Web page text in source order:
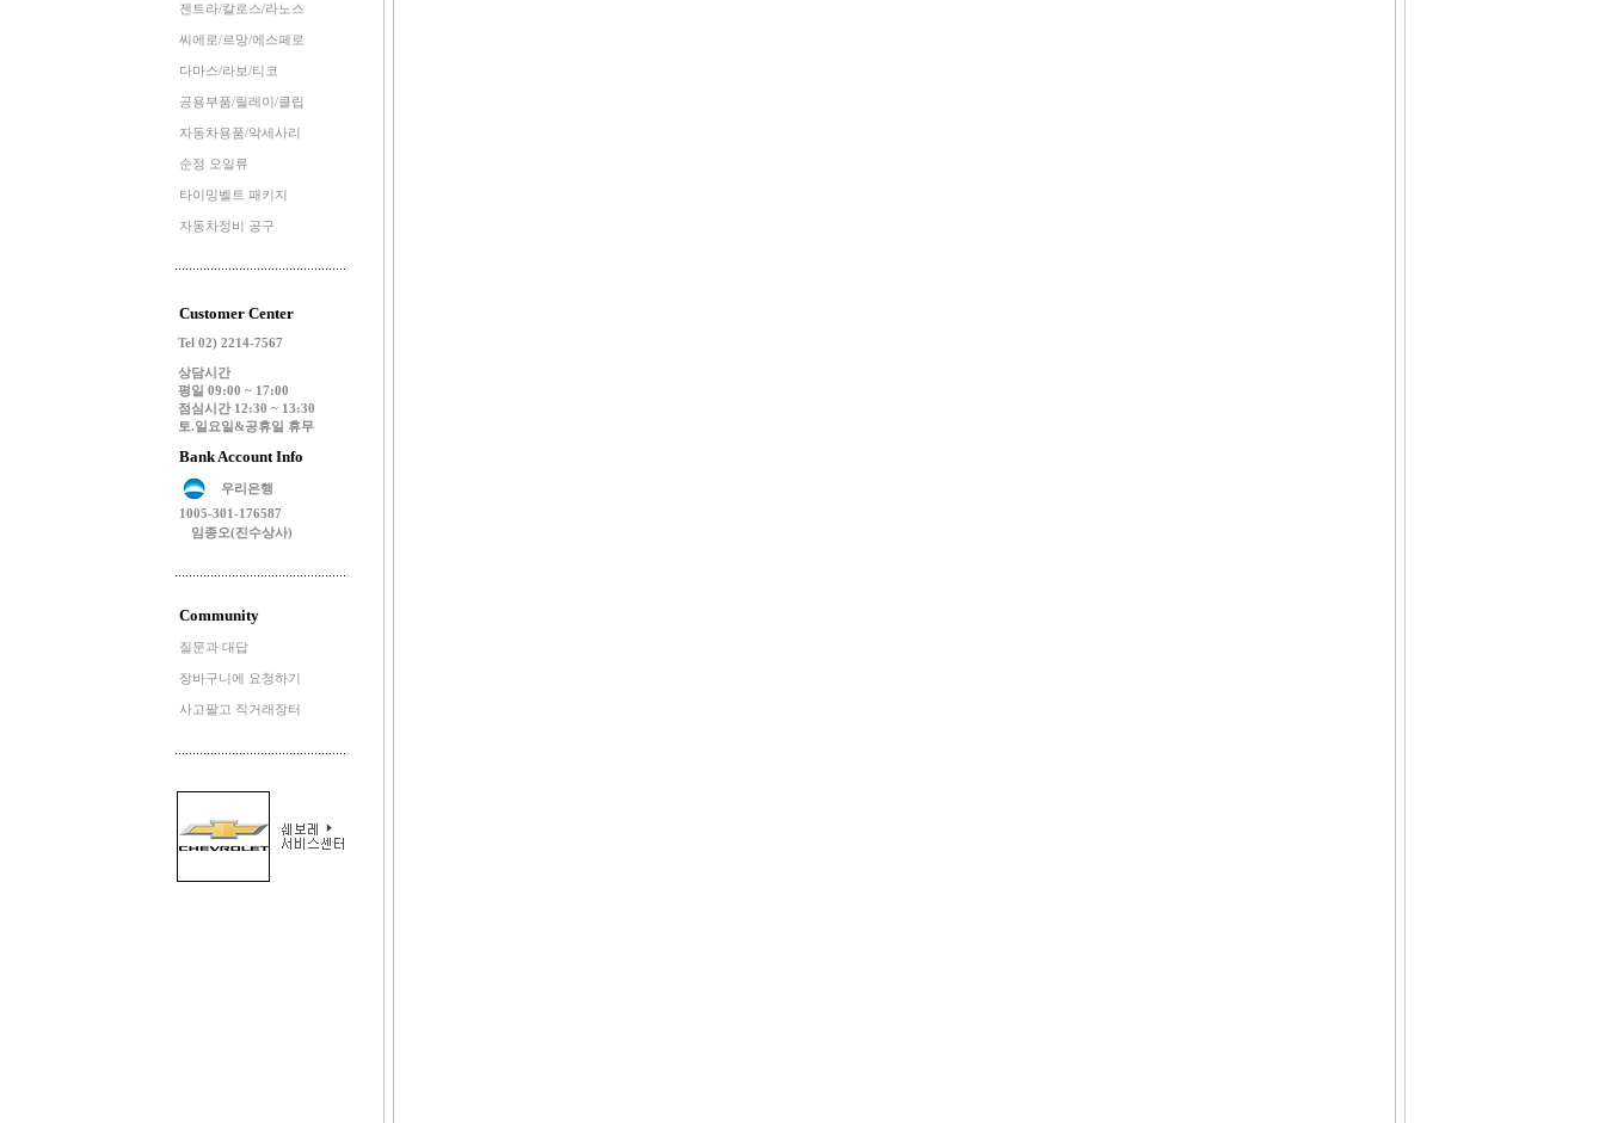
젠트라/칼로스/라노스
씨에로/르망/에스페로
다마스/라보/티코
공용부품/릴레이/클립
자동차용품/악세사리
순정 오일류
타이밍벨트 패키지
자동차정비 공구
Customer Center
Tel 02) 2214-7567
상담시간
평일 09:00 ~ 17:00
점심시간 12:30 ~ 13:30
토.일요일&공휴일 휴무
Bank Account Info
우리은행
1005-301-176587
임종오(진수상사)
Community
질문과 대답
장바구니에 요청하기
사고팔고 직거래장터